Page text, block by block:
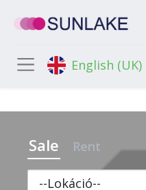
English (UK)
Sale Rent